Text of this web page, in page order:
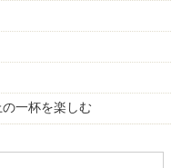
一杯を楽しむ